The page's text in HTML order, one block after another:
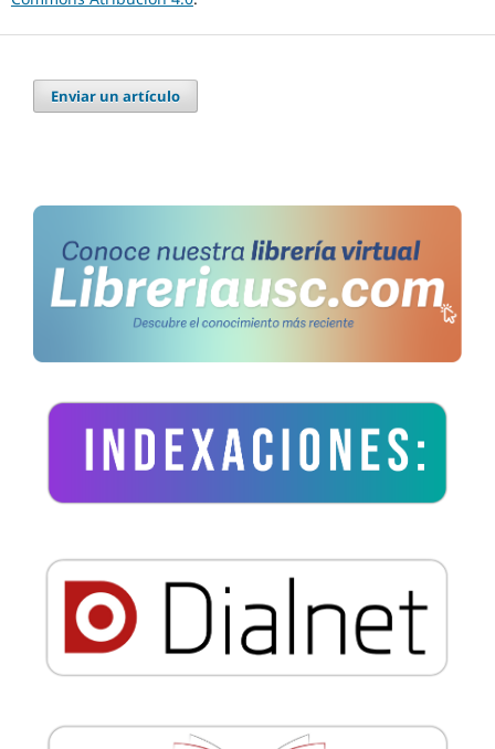
Enviar un artículo